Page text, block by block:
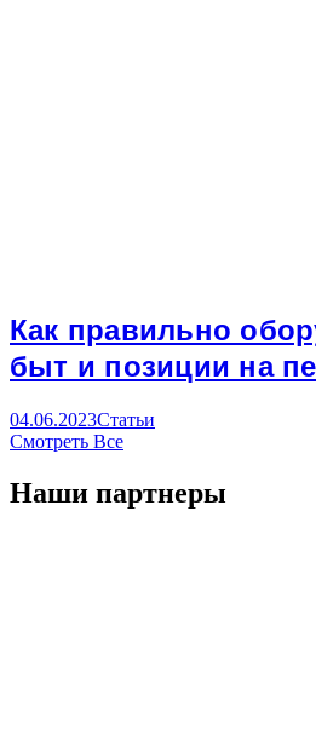
Как правильно
быт и позиции на
04.06.2023Статьи
Смотреть Все
Наши партнеры